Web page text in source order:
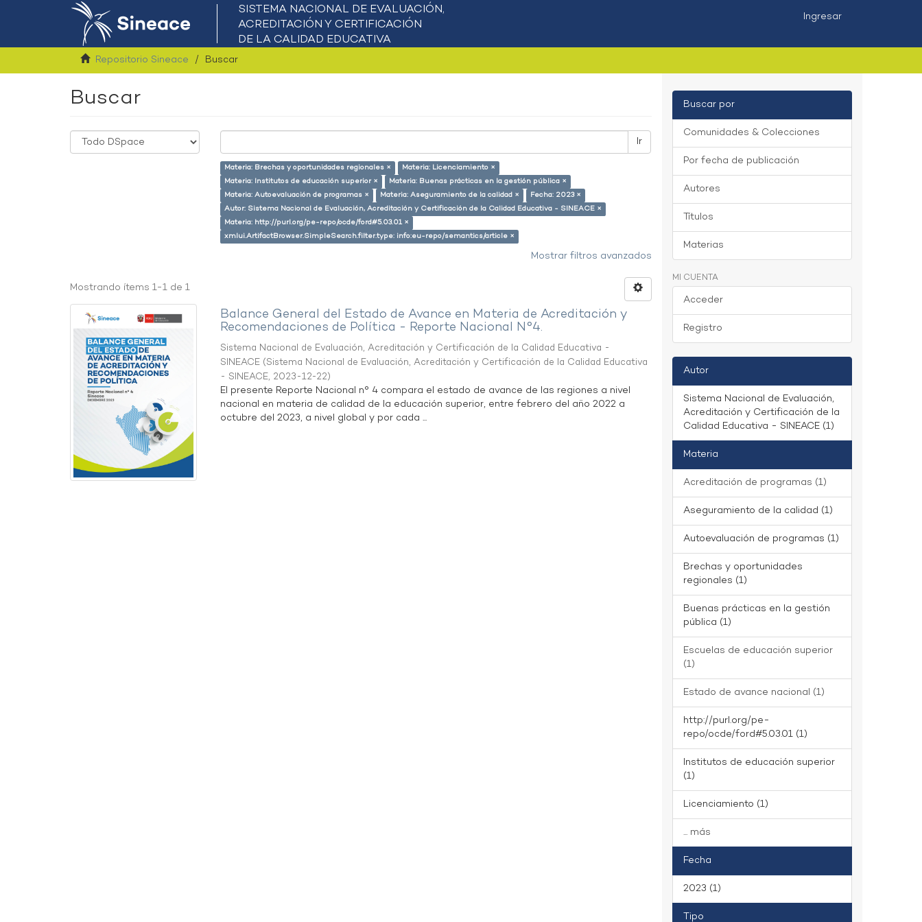
Ingresar
Repositorio Sineace Buscar
Buscar
Ir
Materia: Brechas y oportunidades regionales ×
Materia: Licenciamiento ×
Materia: Institutos de educación superior ×
Materia: Buenas prácticas en la gestión pública ×
Materia: Autoevaluación de programas ×
Materia: Aseguramiento de la calidad ×
Fecha: 2023 ×
Autor: Sistema Nacional de Evaluación, Acreditación y Certificación de la Calidad Educativa - SINEACE ×
Materia: http://purl.org/pe-repo/ocde/ford#5.03.01 ×
xmlui.ArtifactBrowser.SimpleSearch.filter.type: info:eu-repo/semantics/article ×
Mostrar filtros avanzados
Mostrando ítems 1-1 de 1
Balance General del Estado de Avance en Materia de Acreditación y
Recomendaciones de Política - Reporte Nacional N°4.
Sistema Nacional de Evaluación, Acreditación y Certificación de la Calidad Educativa -
SINEACE (Sistema Nacional de Evaluación, Acreditación y Certificación de la Calidad Educativa
- SINEACE, 2023-12-22)
El presente Reporte Nacional n° 4 compara el estado de avance de las regiones a nivel
nacional en materia de calidad de la educación superior, entre febrero del año 2022 a
octubre del 2023, a nivel global y por cada ...
Buscar por
Comunidades & Colecciones
Por fecha de publicación
Autores
Títulos
Materias
MI CUENTA
Acceder
Registro
Autor
Sistema Nacional de Evaluación,
Acreditación y Certificación de la
Calidad Educativa - SINEACE (1)
Materia
Acreditación de programas (1)
Aseguramiento de la calidad (1)
Autoevaluación de programas (1)
Brechas y oportunidades
regionales (1)
Buenas prácticas en la gestión
pública (1)
Escuelas de educación superior
(1)
Estado de avance nacional (1)
http://purl.org/pe-
repo/ocde/ford#5.03.01 (1)
Institutos de educación superior
(1)
Licenciamiento (1)
... más
Fecha
2023 (1)
Tipo